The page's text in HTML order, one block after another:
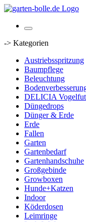
-> Kategorien
Austriebsspritzung
Baumpflege
Beleuchtung
DELICIA
Düngedrops
Dünger & Erde
Erde
Fallen
Garten
Gartenbedarf
Gartenhandschuhe
Großgebinde
Growboxen
Hunde+Katzen
Indoor
Köderdosen
Leimringe